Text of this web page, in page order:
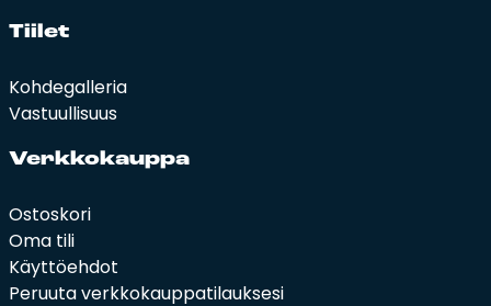
Tii­let
Kohdegalleria
Vastuullisuus
Verk­ko­kaup­pa
Ostoskori
Oma tili
Käyttöehdot
Peruuta verkkokauppatilauksesi